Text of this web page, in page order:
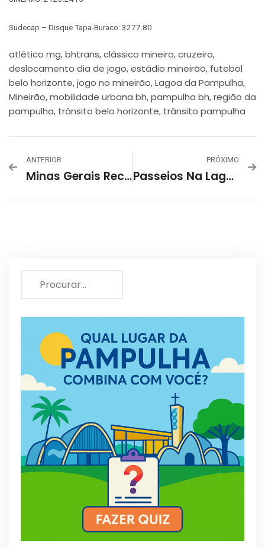
Sudecap – Disque Tapa-Buraco: 3277.80
atlético mg, bhtrans, clássico mineiro, cruzeiro,
deslocamento dia de jogo, estádio mineirão, futebol
belo horizonte, jogo no mineirão, Lagoa da Pampulha,
Mineirão, mobilidade urbana bh, pampulha bh, região da
pampulha, trânsito belo horizonte, trânsito pampulha
ANTERIOR
Minas Gerais Recebe Novos Investimentos E Belo Horizonte Lança Projeto De Revitalização Urbana
PRÓXIMO
Passeios Na Lagoa Da Pampulha: PBH Abre Licitação Para Aluguel De Barcos